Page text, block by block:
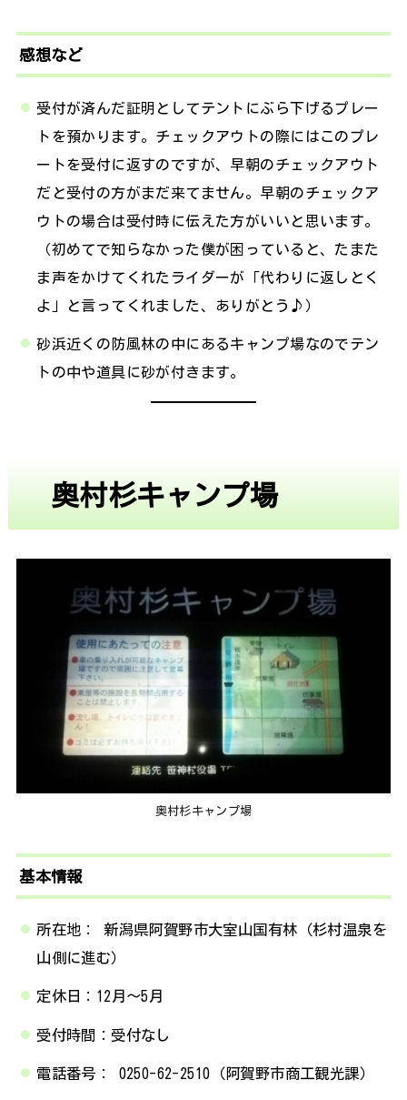
感想など
受付が済んだ証明としてテントにぶら下げるプレー
トを預かります。チェックアウトの際にはこのプレ
ートを受付に返すのですが、早朝のチェックアウト
だと受付の方がまだ来てません。早朝のチェックア
ウトの場合は受付時に伝えた方がいいと思います。
（初めてで知らなかった僕が困っていると、たまた
ま声をかけてくれたライダーが「代わりに返しとく
よ」と言ってくれました、ありがとう♪）
砂浜近くの防風林の中にあるキャンプ場なのでテン
トの中や道具に砂が付きます。
奥村杉キャンプ場
奥村杉キャンプ場
基本情報
所在地： 新潟県阿賀野市大室山国有林（杉村温泉を
山側に進む）
定休日：12月～5月
受付時間：受付なし
電話番号： 0250-62-2510（阿賀野市商工観光課）